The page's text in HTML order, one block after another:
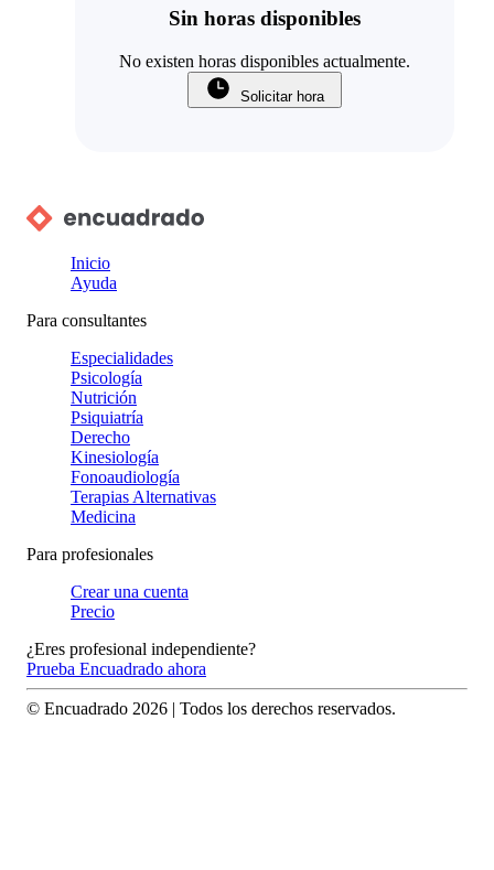
Sin horas disponibles
No existen horas disponibles actualmente.
Solicitar hora
Inicio
Ayuda
Para consultantes
Especialidades
Psicología
Nutrición
Psiquiatría
Derecho
Kinesiología
Fonoaudiología
Terapias Alternativas
Medicina
Para profesionales
Crear una cuenta
Precio
¿Eres profesional independiente?
Prueba Encuadrado ahora
© Encuadrado 2026 | Todos los derechos reservados.